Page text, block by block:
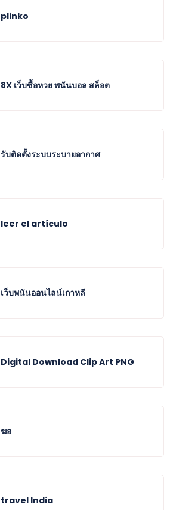
plinko
8X เว็บซื้อหวย พนันบอล สล็อต
รับติดตั้งระบบระบายอากาศ
leer el artículo
เว็บพนันออนไลน์เกาหลี
Digital Download Clip Art PNG
ฆอ
travel India